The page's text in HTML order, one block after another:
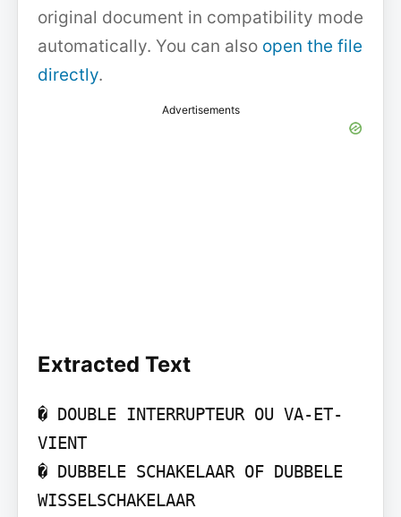
original document in compatibility mode
automatically. You can also open the file
directly.
Advertisements
Extracted Text
� DOUBLE INTERRUPTEUR OU VA-ET-
VIENT
� DUBBELE SCHAKELAAR OF DUBBELE
WISSELSCHAKELAAR